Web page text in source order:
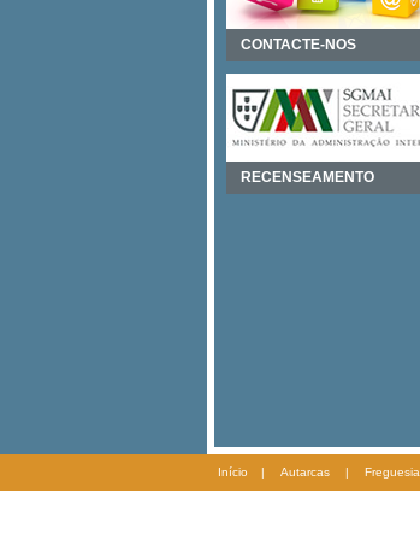
CONTACTE-NOS
RECENSEAMENTO
Início | Autarcas | Freguesia